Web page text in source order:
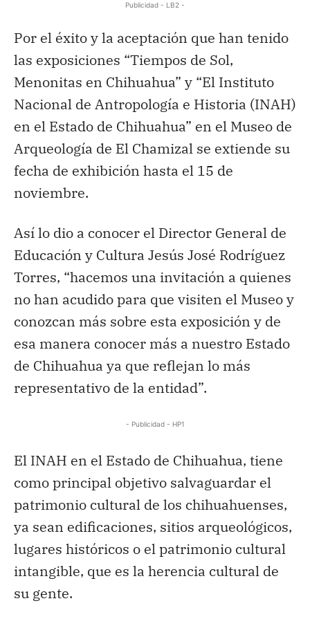
Publicidad - LB2 -
Por el éxito y la aceptación que han tenido
las exposiciones “Tiempos de Sol,
Menonitas en Chihuahua” y “El Instituto
Nacional de Antropología e Historia (INAH)
en el Estado de Chihuahua” en el Museo de
Arqueología de El Chamizal se extiende su
fecha de exhibición hasta el 15 de
noviembre.
Así lo dio a conocer el Director General de
Educación y Cultura Jesús José Rodríguez
Torres, “hacemos una invitación a quienes
no han acudido para que visiten el Museo y
conozcan más sobre esta exposición y de
esa manera conocer más a nuestro Estado
de Chihuahua ya que reflejan lo más
representativo de la entidad”.
- Publicidad - HP1
El INAH en el Estado de Chihuahua, tiene
como principal objetivo salvaguardar el
patrimonio cultural de los chihuahuenses,
ya sean edificaciones, sitios arqueológicos,
lugares históricos o el patrimonio cultural
intangible, que es la herencia cultural de
su gente.